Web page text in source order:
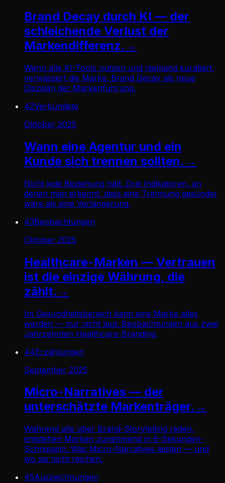
Brand Decay durch KI — der
schleichende Verlust der
Markendifferenz. →
Wenn alle KI-Tools nutzen und niemand kuratiert,
verwässert die Marke. Brand Decay als neue
Disziplin der Markenführung.
42Verbündete
Oktober 2025
Wann eine Agentur und ein
Kunde sich trennen sollten. →
Nicht jede Beziehung hält. Drei Indikatoren, an
denen man erkennt, dass eine Trennung gesünder
wäre als eine Verlängerung.
43Beobachtungen
Oktober 2025
Healthcare-Marken — Vertrauen
ist die einzige Währung, die
zählt. →
Im Gesundheitsbereich kann eine Marke alles
werden — nur nicht laut. Beobachtungen aus zwei
Jahrzehnten Healthcare-Branding.
44Erzählungen
September 2025
Micro-Narratives — der
unterschätzte Markenträger. →
Während alle über Brand-Storytelling reden,
entstehen Marken zunehmend in 6-Sekunden-
Schnipseln. Was Micro-Narratives leisten — und
wo sie nicht reichen.
45Auszeichnungen